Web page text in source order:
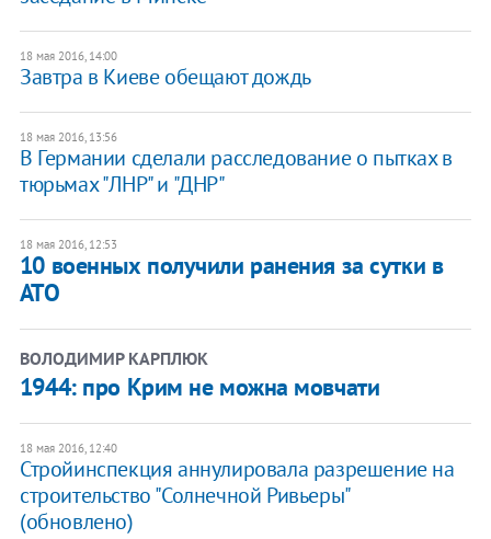
18 мая 2016, 14:00
Завтра в Киеве обещают дождь
18 мая 2016, 13:56
В Германии сделали расследование о пытках в
тюрьмах "ЛНР" и "ДНР"
18 мая 2016, 12:53
10 военных получили ранения за сутки в
АТО
ВОЛОДИМИР КАРПЛЮК
1944: про Крим не можна мовчати
18 мая 2016, 12:40
Стройинспекция аннулировала разрешение на
строительство "Солнечной Ривьеры"
(обновлено)